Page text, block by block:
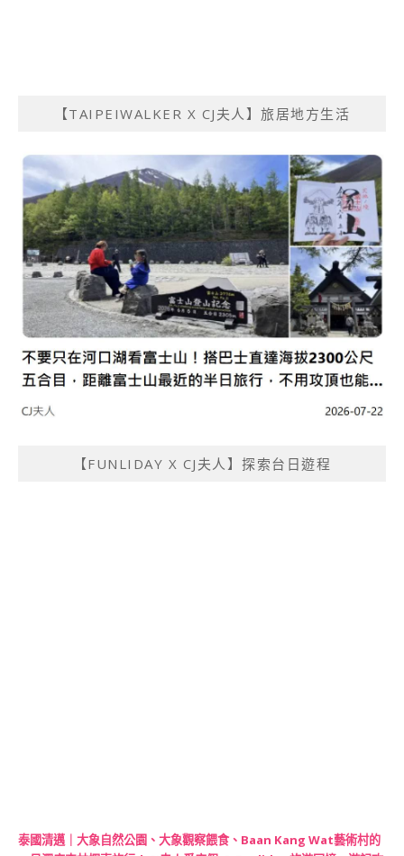
【TAIPEIWALKER X CJ夫人】旅居地方生活
【FUNLIDAY X CJ夫人】探索台日遊程
泰國清邁｜大象自然公園、大象觀察餵食、Baan Kang Wat藝術村的